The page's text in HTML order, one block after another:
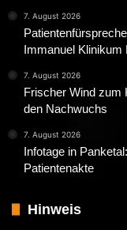
7. August 2026
Immanuel Klinikum
7. August 2026
Frischer Wind zum
den Nachwuchs
7. August 2026
Infotage in
Patientenakte
Hinweis